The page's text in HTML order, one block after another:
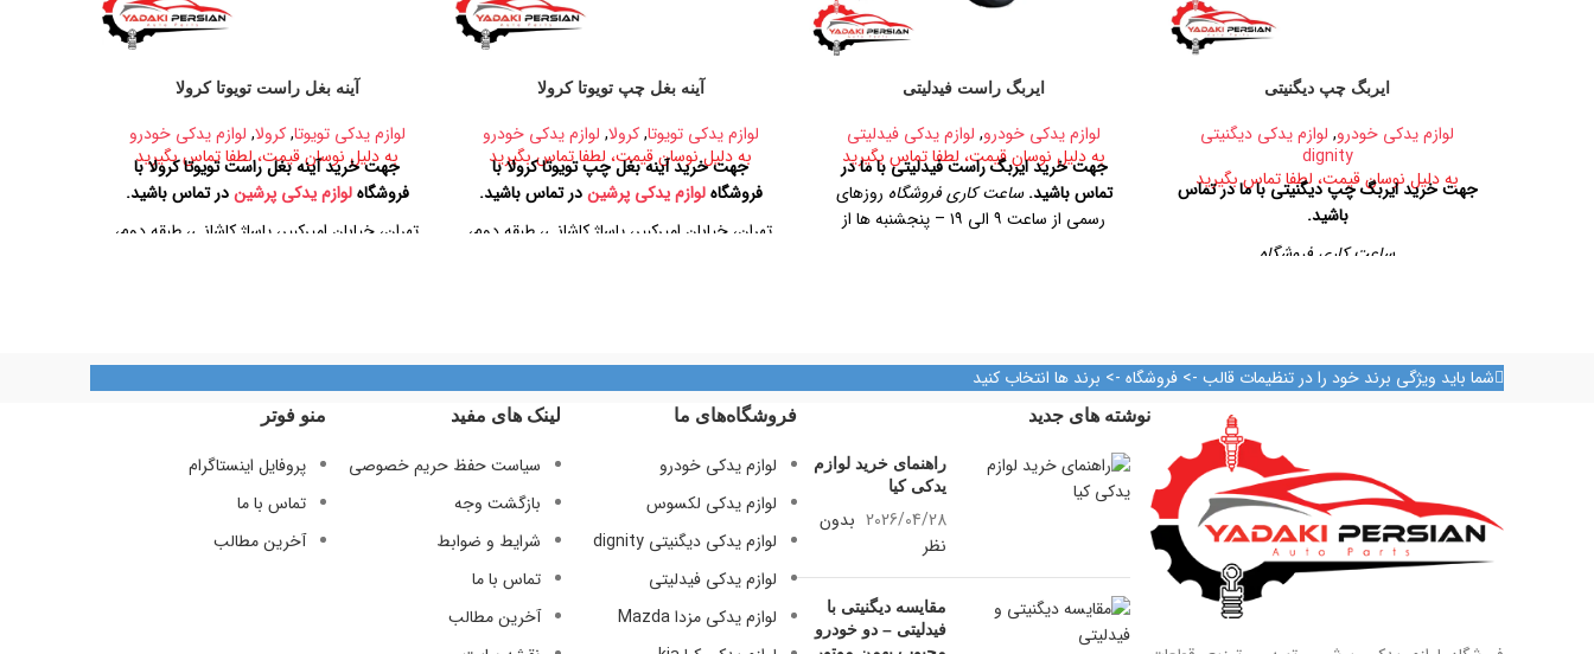
ایربگ چپ دیگنیتی
لوازم یدکی خودرو, لوازم یدکی دیگنیتی
dignity
به دلیل نوسان قیمت، لطفا تماس بگیرید
جهت خرید ایربگ چپ دیگنیتی با ما در تماس
باشید.
ساعت کاری فروشگاه
تهران، خیابان امیرکبیر، پاساژ کاشانی، طبقه دوم،
تلفن تماس
09128884461
09128884461
09124847876
ایربگ راست فیدلیتی
لوازم یدکی خودرو, لوازم یدکی فیدلیتی
به دلیل نوسان قیمت، لطفا تماس بگیرید
جهت خرید ایربگ راست فیدلیتی با ما در
تماس باشید. ساعت کاری فروشگاه روزهای
رسمی از ساعت ۹ الی ۱۹ – پنجشنبه ها از
آینه بغل چپ تویوتا کرولا
لوازم یدکی تویوتا,کرولا, لوازم یدکی خودرو
به دلیل نوسان قیمت، لطفا تماس بگیرید
جهت خرید آینه بغل چپ تویوتا کرولا با
فروشگاهلوازم یدکی پرشیندر تماس باشید.
تهران، خیابان امیرکبیر، پاساژ کاشانی، طبقه دوم،
09128884461
آینه بغل راست تویوتا کرولا
لوازم یدکی تویوتا,کرولا, لوازم یدکی خودرو
به دلیل نوسان قیمت، لطفا تماس بگیرید
جهت خرید آینه بغل راست تویوتا کرولا با
فروشگاهلوازم یدکی پرشیندر تماس باشید.
تهران، خیابان امیرکبیر، پاساژ کاشانی، طبقه دوم،
09128884461
09124847876
شما باید ویژگی برند خود را در تنظیمات قالب -> فروشگاه -> برند ها انتخاب کنید
نوشته های جدید
راهنمای خرید لوازم
یدکی کیا
2026/04/28 بدون
نظر
مقایسه دیگنیتی با
فیدلیتی – دو خودرو
فروشگاه‌های ما
لوازم یدکی خودرو
لوازم یدکی لکسوس
لوازم یدکی دیگنیتی dignity
لوازم یدکی فیدلیتی
لوازم یدکی مزدا Mazda
لینک های مفید
سیاست حفظ حریم خصوصی
بازگشت وجه
شرایط و ضوابط
تماس با ما
آخرین مطالب
منو فوتر
پروفایل اینستاگرام
تماس با ما
آخرین مطالب